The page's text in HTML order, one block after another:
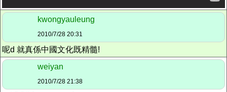
kwongyauleung
2010/7/28 20:31
呢d 就真係中國文化既精髓!
weiyan
2010/7/28 21:38